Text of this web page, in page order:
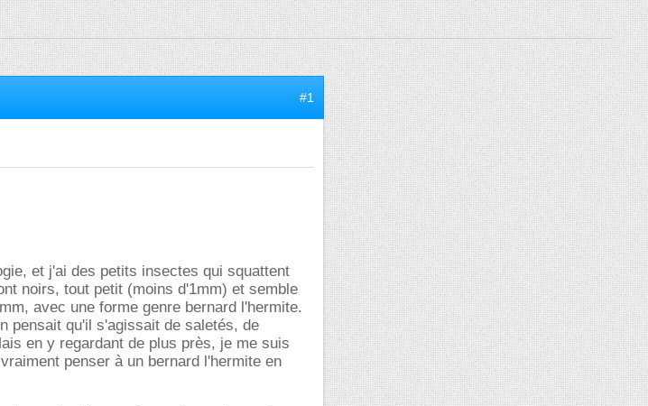
#1
et j'ai des petits insectes qui squattent
noirs, tout petit (moins d'1mm) et semble
avec une forme genre bernard l'hermite.
pensait qu'il s'agissait de saletés, de
en y regardant de plus près, je me suis
penser à un bernard l'hermite en